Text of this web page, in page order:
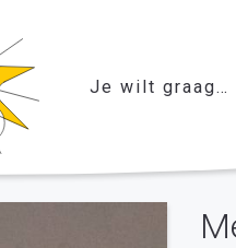
Je wilt graag…